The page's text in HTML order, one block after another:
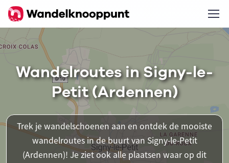
Wandelroutes in Signy-le-
Petit (Ardennen)
Trek je wandelschoenen aan en ontdek de mooiste
wandelroutes in de buurt van Signy-le-Petit
(Ardennen)! Je ziet ook alle plaatsen waar op dit